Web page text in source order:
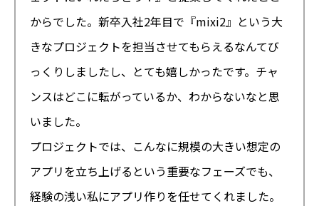
からでした。新卒入社2年目で『mixi2』という大
きなプロジェクトを担当させてもらえるなんてび
っくりしましたし、とても嬉しかったです。チャ
ンスはどこに転がっているか、わからないなと思
いました。
プロジェクトでは、こんなに規模の大きい想定の
アプリを立ち上げるという重要なフェーズでも、
経験の浅い私にアプリ作りを任せてくれました。